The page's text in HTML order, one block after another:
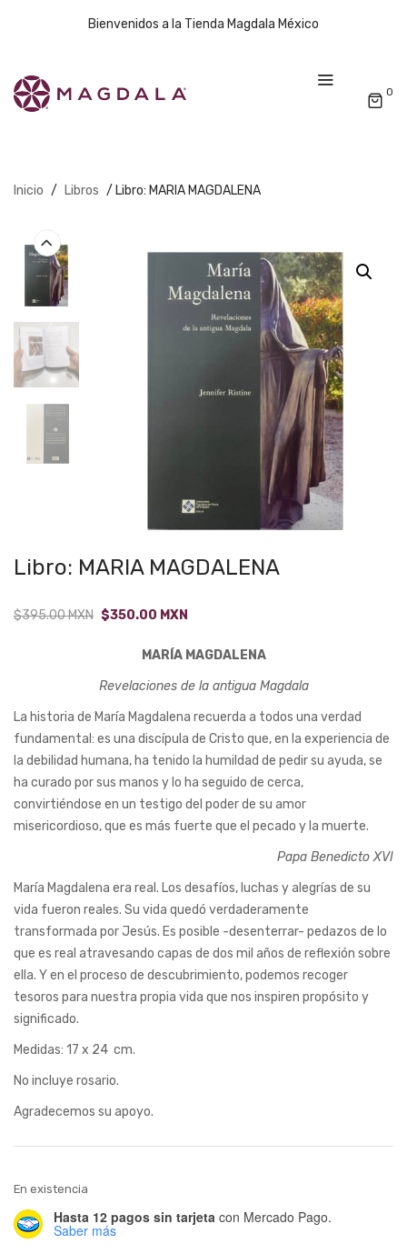
Bienvenidos a la Tienda Magdala México
0
Inicio / Libros / Libro: MARIA MAGDALENA
Libro: MARIA MAGDALENA
$395.00MXN Original
$395.00.
$350.00 MXN
is:
$350.00.
MARÍA MAGDALENA
Revelaciones de la antigua Magdala
La historia de María Magdalena recuerda a todos una verdad
fundamental: es una discípula de Cristo que, en la experiencia de
la debilidad humana, ha tenido la humildad de pedir su ayuda, se
ha curado por sus manos y lo ha seguido de cerca,
convirtiéndose en un testigo del poder de su amor
misericordioso, que es más fuerte que el pecado y la muerte.
Papa Benedicto XVI
María Magdalena era real. Los desafíos, luchas y alegrías de su
vida fueron reales. Su vida quedó verdaderamente
transformada por Jesús. Es posible -desenterrar- pedazos de lo
que es real atravesando capas de dos mil años de reflexión sobre
ella. Y en el proceso de descubrimiento, podemos recoger
tesoros para nuestra propia vida que nos inspiren propósito y
significado.
Medidas: 17 x 24 cm.
No incluye rosario.
Agradecemos su apoyo.
En existencia
Hasta 12 pagos sin tarjeta con Mercado Pago.
Saber más